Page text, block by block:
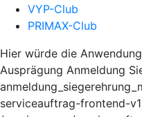
VYP-Club
PRIMAX-Club
Hier würde die
Ausprägung Anmeldung
serviceauftrag-frontend-